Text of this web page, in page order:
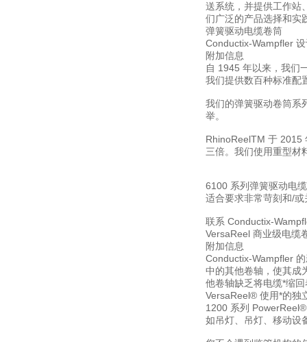
送系统，并提供工作站
们广泛的产品选择和实
弹簧驱动电缆卷筒
Conductix-Wampfler
附加信息
自 1945 年以来，我们
我们提供数百种标准配
我们的弹簧驱动卷筒系
举。
RhinoReelTM 于 2015
三倍。我们使用重型材
6100 系列弹簧驱动电
适合要求非常苛刻和/
联系 Conductix-
VersaReel 商业级电缆
附加信息
Conductix-Wampfler
中的其他卷轴，使其成
他卷轴缺乏将电缆*缩
VersaReel® 使用*的独
1200 系列
如吊灯、吊灯、移动设